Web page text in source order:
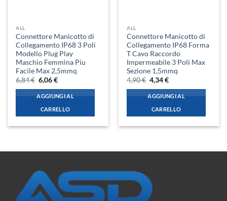
ALL
Connettore Manicotto di
Collegamento IP68 3 Poli
Modello Plug Play
Maschio Femmina Piu
Facile Max 2,5mmq
6,84€ Il
prezzo
originale
era:
6,84 €.
6,06€Il
attuale
è:
6,06 €.
AGGIUNGI AL
CARRELLO
ALL
Connettore Manicotto di
Collegamento IP68 Forma
T Cavo Raccordo
Impermeabile 3 Poli Max
Sezione 1,5mmq
4,90€ Il
prezzo
originale
era:
4,90 €.
4,34€Il
attuale
è:
4,34 €.
AGGIUNGI AL
CARRELLO